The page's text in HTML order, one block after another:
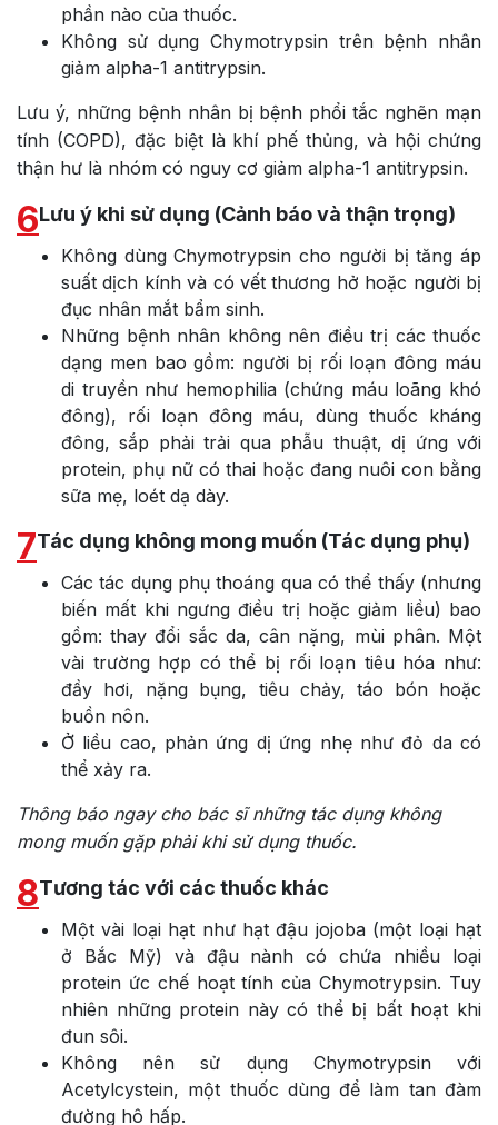
phần nào của thuốc.
Không sử dụng Chymotrypsin trên bệnh nhân
giảm alpha-1 antitrypsin.
Lưu ý, những bệnh nhân bị bệnh phổi tắc nghẽn mạn
tính (COPD), đặc biệt là khí phế thủng, và hội chứng
thận hư là nhóm có nguy cơ giảm alpha-1 antitrypsin.
6Lưu ý khi sử dụng (Cảnh báo và thận trọng)
Không dùng Chymotrypsin cho người bị tăng áp
suất dịch kính và có vết thương hở hoặc người bị
đục nhân mắt bẩm sinh.
Những bệnh nhân không nên điều trị các thuốc
dạng men bao gồm: người bị rối loạn đông máu
di truyền như hemophilia (chứng máu loãng khó
đông), rối loạn đông máu, dùng thuốc kháng
đông, sắp phải trải qua phẫu thuật, dị ứng với
protein, phụ nữ có thai hoặc đang nuôi con bằng
sữa mẹ, loét dạ dày.
7Tác dụng không mong muốn (Tác dụng phụ)
Các tác dụng phụ thoáng qua có thể thấy (nhưng
biến mất khi ngưng điều trị hoặc giảm liều) bao
gồm: thay đổi sắc da, cân nặng, mùi phân. Một
vài trường hợp có thể bị rối loạn tiêu hóa như:
đầy hơi, nặng bụng, tiêu chảy, táo bón hoặc
buồn nôn.
Ở liều cao, phản ứng dị ứng nhẹ như đỏ da có
thể xảy ra.
Thông báo ngay cho bác sĩ những tác dụng không
mong muốn gặp phải khi sử dụng thuốc.
8Tương tác với các thuốc khác
Một vài loại hạt như hạt đậu jojoba (một loại hạt
ở Bắc Mỹ) và đậu nành có chứa nhiều loại
protein ức chế hoạt tính của Chymotrypsin. Tuy
nhiên những protein này có thể bị bất hoạt khi
đun sôi.
Không nên sử dụng Chymotrypsin với
Acetylcystein, một thuốc dùng để làm tan đàm
đường hô hấp.